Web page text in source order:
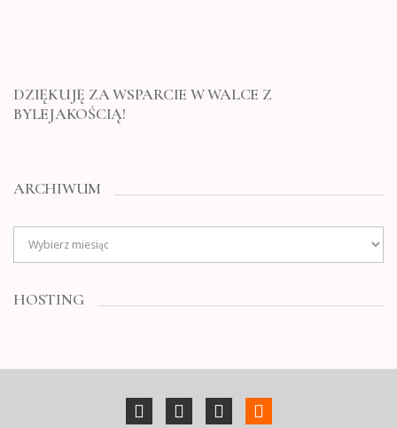
DZIĘKUJĘ ZA WSPARCIE W WALCE Z
BYLEJAKOŚCIĄ!
ARCHIWUM
Archiwum
HOSTING